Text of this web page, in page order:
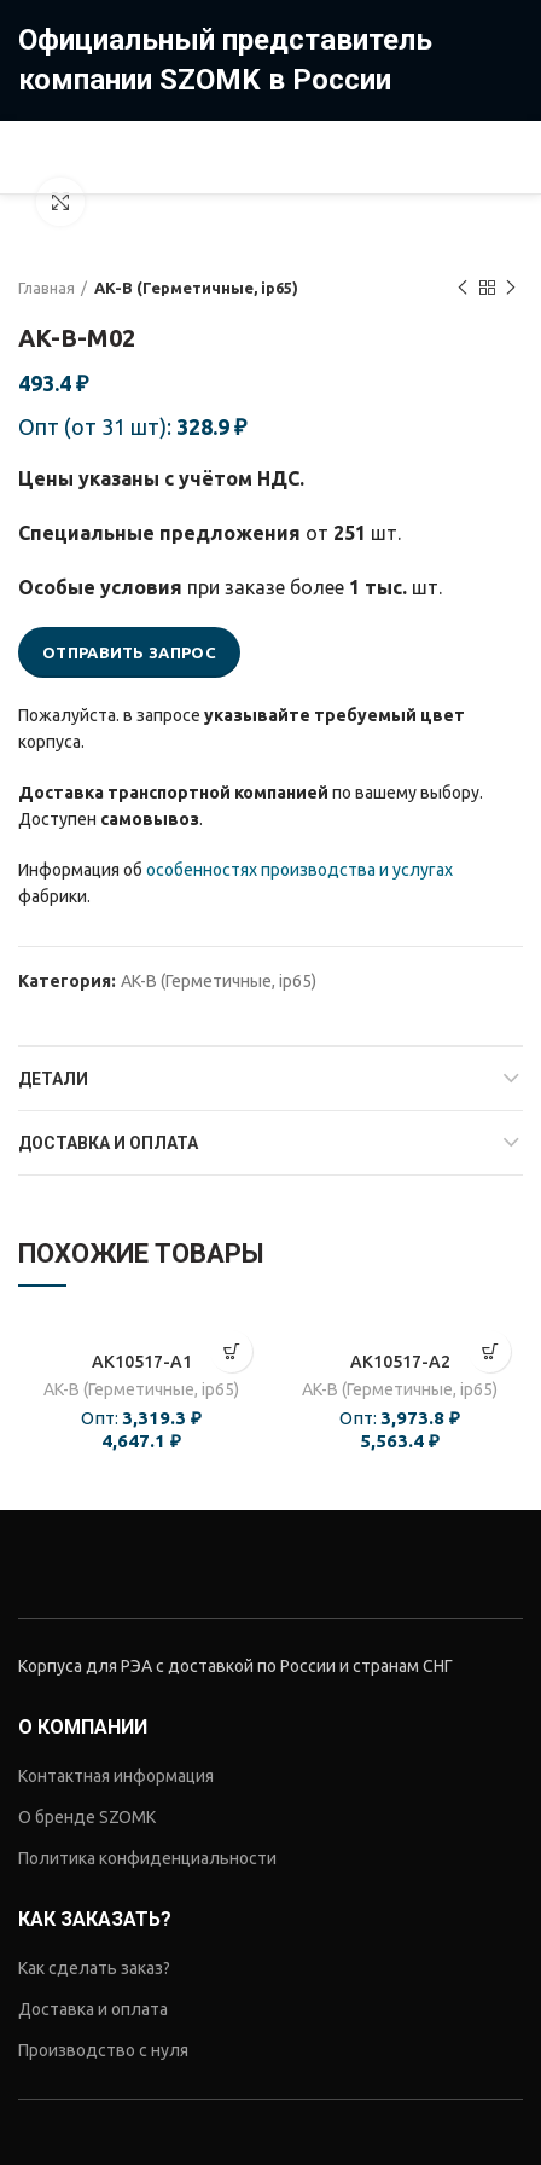
Официальный представитель
компании SZOMK в России
Главная AK-B (Герметичные, ip65)
AK-B-M02
493.4 ₽
Опт (от 31 шт): 328.9 ₽
Цены указаны с учётом НДС.
Специальные предложения от 251 шт.
Особые условия при заказе более 1 тыс. шт.
ОТПРАВИТЬ ЗАПРОС
Пожалуйста. в запросе указывайте требуемый цвет
корпуса.
Доставка транспортной компанией по вашему выбору.
Доступен самовывоз.
Информация об особенностях производства и услугах
фабрики.
Категория: AK-B (Герметичные, ip65)
ДЕТАЛИ
ДОСТАВКА И ОПЛАТА
ПОХОЖИЕ ТОВАРЫ
AK10517-A1
AK-B (Герметичные, ip65)
4,647.1 ₽
Опт: 3,319.3 ₽
AK10517-A2
AK-B (Герметичные, ip65)
5,563.4 ₽
Опт: 3,973.8 ₽
Корпуса для РЭА с доставкой по России и странам СНГ
О КОМПАНИИ
Контактная информация
О бренде SZOMK
Политика конфиденциальности
КАК ЗАКАЗАТЬ?
Как сделать заказ?
Доставка и оплата
Производство с нуля